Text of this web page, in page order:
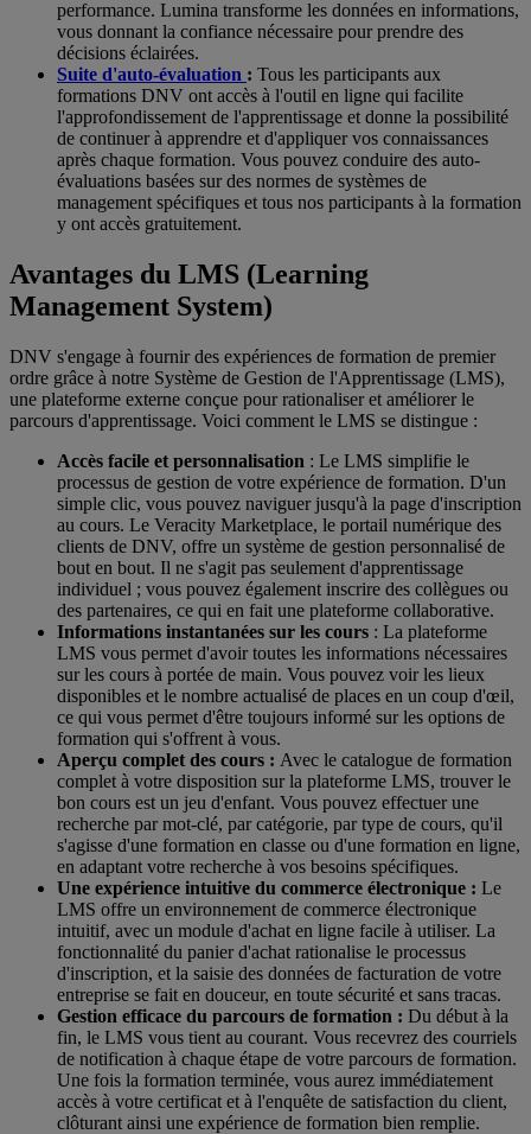
performance. Lumina transforme les données en informations,
vous donnant la confiance nécessaire pour prendre des
décisions éclairées.
Suite d'auto-évaluation : Tous les participants aux
formations DNV ont accès à l'outil en ligne qui facilite
l'approfondissement de l'apprentissage et donne la possibilité
de continuer à apprendre et d'appliquer vos connaissances
après chaque formation. Vous pouvez conduire des auto-
évaluations basées sur des normes de systèmes de
management spécifiques et tous nos participants à la formation
y ont accès gratuitement.
Avantages du LMS (Learning
Management System)
DNV s'engage à fournir des expériences de formation de premier
ordre grâce à notre Système de Gestion de l'Apprentissage (LMS),
une plateforme externe conçue pour rationaliser et améliorer le
parcours d'apprentissage. Voici comment le LMS se distingue :
Accès facile et personnalisation : Le LMS simplifie le
processus de gestion de votre expérience de formation. D'un
simple clic, vous pouvez naviguer jusqu'à la page d'inscription
au cours. Le Veracity Marketplace, le portail numérique des
clients de DNV, offre un système de gestion personnalisé de
bout en bout. Il ne s'agit pas seulement d'apprentissage
individuel ; vous pouvez également inscrire des collègues ou
des partenaires, ce qui en fait une plateforme collaborative.
Informations instantanées sur les cours : La plateforme
LMS vous permet d'avoir toutes les informations nécessaires
sur les cours à portée de main. Vous pouvez voir les lieux
disponibles et le nombre actualisé de places en un coup d'œil,
ce qui vous permet d'être toujours informé sur les options de
formation qui s'offrent à vous.
Aperçu complet des cours : Avec le catalogue de formation
complet à votre disposition sur la plateforme LMS, trouver le
bon cours est un jeu d'enfant. Vous pouvez effectuer une
recherche par mot-clé, par catégorie, par type de cours, qu'il
s'agisse d'une formation en classe ou d'une formation en ligne,
en adaptant votre recherche à vos besoins spécifiques.
Une expérience intuitive du commerce électronique : Le
LMS offre un environnement de commerce électronique
intuitif, avec un module d'achat en ligne facile à utiliser. La
fonctionnalité du panier d'achat rationalise le processus
d'inscription, et la saisie des données de facturation de votre
entreprise se fait en douceur, en toute sécurité et sans tracas.
Gestion efficace du parcours de formation : Du début à la
fin, le LMS vous tient au courant. Vous recevrez des courriels
de notification à chaque étape de votre parcours de formation.
Une fois la formation terminée, vous aurez immédiatement
accès à votre certificat et à l'enquête de satisfaction du client,
clôturant ainsi une expérience de formation bien remplie.